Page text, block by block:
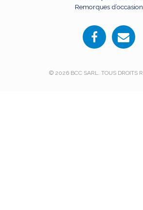
Remorques d’occasion
© 2026 BCC SARL. TOUS DROITS